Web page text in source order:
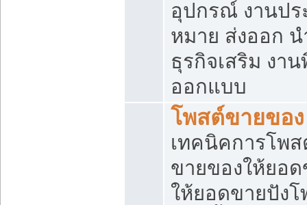
อุปกรณ์ งานป
หมาย ส่งออก น
ธุรกิจเสริม งา
ออกแบบ
โพสต์ขายของ
เทคนิคการโพ
ขายของให้ยอ
ให้ยอดขายปัง